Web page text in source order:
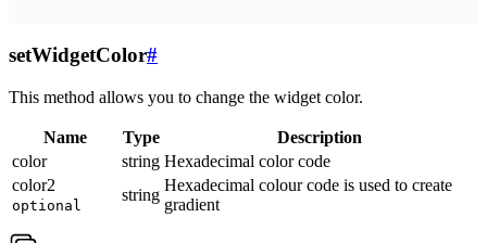
setWidgetColor#
This method allows you to change the widget color.
Name Type
Description
color
string Hexadecimal color code
color2
optional
string
Hexadecimal colour code is used to create
gradient